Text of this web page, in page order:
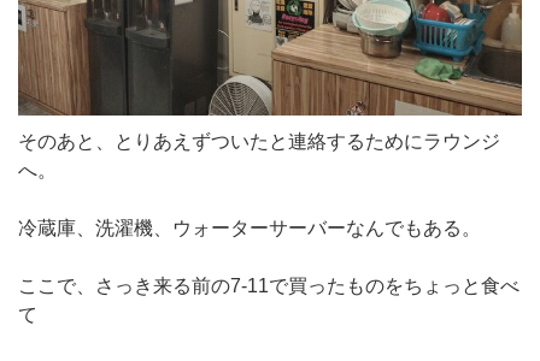
そのあと、とりあえずついたと連絡するためにラウンジ
へ。
冷蔵庫、洗濯機、ウォーターサーバーなんでもある。
ここで、さっき来る前の7-11で買ったものをちょっと食べ
て